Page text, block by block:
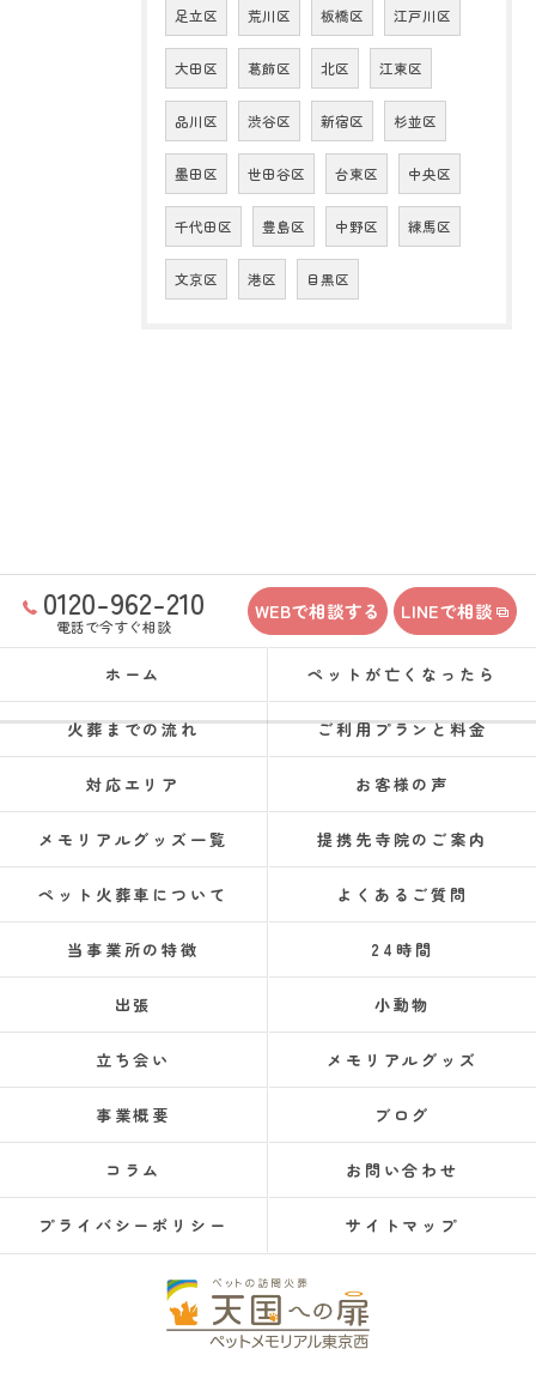
足立区 荒川区 板橋区 江戸川区
大田区 葛飾区 北区 江東区
品川区 渋谷区 新宿区 杉並区
墨田区 世田谷区 台東区 中央区
千代田区 豊島区 中野区 練馬区
文京区 港区 目黒区
0120-962-210
電話で今すぐ相談
WEBで相談する LINEで相談
ホーム ペットが亡くなったら
火葬までの流れ ご利用プランと料金
対応エリア お客様の声
メモリアルグッズ一覧 提携先寺院のご案内
ペット火葬車について よくあるご質問
当事業所の特徴 24時間
出張 小動物
立ち会い メモリアルグッズ
事業概要 ブログ
コラム お問い合わせ
プライバシーポリシー サイトマップ